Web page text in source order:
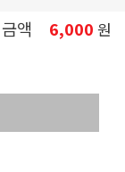
액
6,000 원